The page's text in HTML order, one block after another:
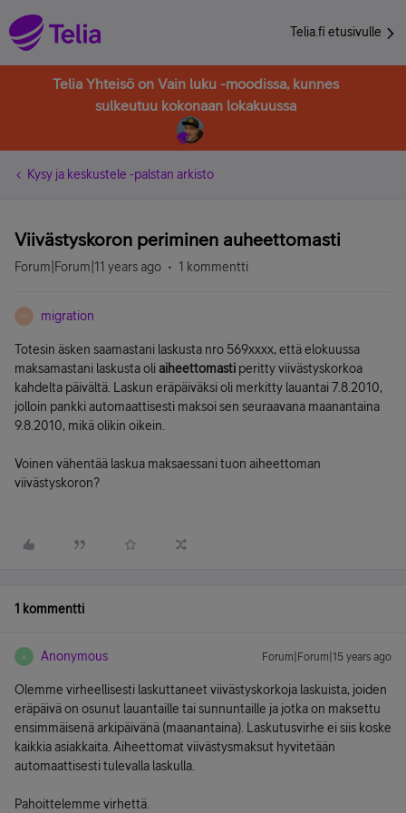
Telia.fi etusivulle
Telia Yhteisö on Vain luku -moodissa, kunnes
sulkeutuu kokonaan lokakuussa
Kysy ja keskustele -palstan arkisto
Viivästyskoron periminen auheettomasti
Forum|Forum|11 years ago 1 kommentti
M migration
Totesin äsken saamastani laskusta nro 569xxxx, että elokuussa
maksamastani laskusta oliaiheettomasti peritty viivästyskorkoa
kahdelta päivältä. Laskun eräpäiväksi oli merkitty lauantai 7.8.2010,
jolloin pankki automaattisesti maksoi sen seuraavana maanantaina
9.8.2010, mikä olikin oikein.
Voinen vähentää laskua maksaessani tuon aiheettoman
viivästyskoron?
1 kommentti
A Anonymous Forum|Forum|15 years ago
Olemme virheellisesti laskuttaneet viivästyskorkoja laskuista, joiden
eräpäivä on osunut lauantaille tai sunnuntaille ja jotka on maksettu
ensimmäisenä arkipäivänä (maanantaina). Laskutusvirhe ei siis koske
kaikkia asiakkaita. Aiheettomat viivästysmaksut hyvitetään
automaattisesti tulevalla laskulla.
Pahoittelemme virhettä.